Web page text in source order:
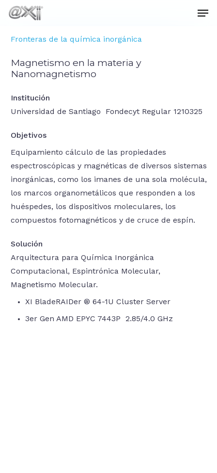
Skip
content
Fronteras de la química inorgánica
Magnetismo en la materia y
Nanomagnetismo
Institución
Universidad de Santiago Fondecyt Regular 1210325
Objetivos
Equipamiento cálculo de las propiedades
espectroscópicas y magnéticas de diversos sistemas
inorgánicas, como los imanes de una sola molécula,
los marcos organometálicos que responden a los
huéspedes, los dispositivos moleculares, los
compuestos fotomagnéticos y de cruce de espín.
Solución
Arquitectura para Química Inorgánica
Computacional, Espintrónica Molecular,
Magnetismo Molecular.
XI BladeRAIDer ® 64-1U Cluster Server
3er Gen AMD EPYC 7443P 2.85/4.0 GHz